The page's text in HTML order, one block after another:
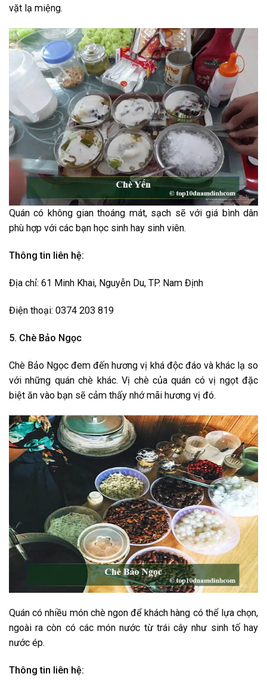
vặt lạ miệng.
Quán có không gian thoáng mát, sạch sẽ với giá bình dân
phù hợp với các bạn học sinh hay sinh viên.
Thông tin liên hệ:
Địa chỉ: 61 Minh Khai, Nguyễn Du, TP. Nam Định
Điện thoại: 0374 203 819
5. Chè Bảo Ngọc
Chè Bảo Ngọc đem đến hương vị khá độc đáo và khác lạ so
với những quán chè khác. Vị chè của quán có vị ngọt đặc
biệt ăn vào bạn sẽ cảm thấy nhớ mãi hương vị đó.
Quán có nhiều món chè ngon để khách hàng có thể lựa chọn,
ngoài ra còn có các món nước từ trái cây như sinh tố hay
nước ép.
Thông tin liên hệ: